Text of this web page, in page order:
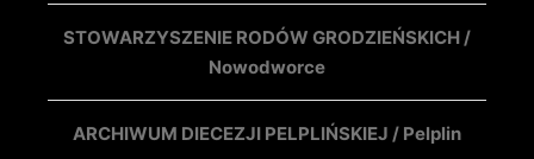
STOWARZYSZENIE RODÓW GRODZIEŃSKICH /
Nowodworce
ARCHIWUM DIECEZJI PELPLIŃSKIEJ / Pelplin